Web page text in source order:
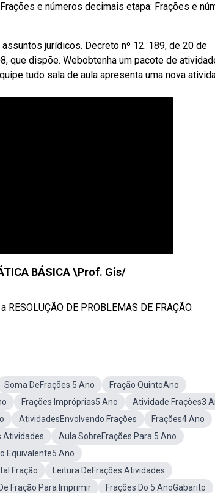
e números decimais etapa: Frações e
jurídicos. Decreto nº 12. 189, de 20 de
que dispõe. Webobtenha um pacote de
tudo sala de aula apresenta uma nova
BÁSICA \Prof. Gis/
DE PROBLEMAS DE FRAÇÃO.
Soma DeFrações 5 Ano
Fração QuintoAno
Frações Impróprias5 Ano
Atividade Frações3
AtividadesEnvolvendo Frações
Frações4 Ano
Atividades
Aula SobreFrações Para 5 Ano
Equivalente5 Ano
Fração
Leitura DeFrações Atividades
Fração Para Imprimir
Frações Do 5 AnoGabarito